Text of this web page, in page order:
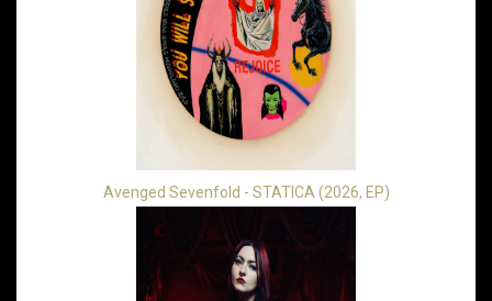
Avenged Sevenfold - STATICA (2026, EP)